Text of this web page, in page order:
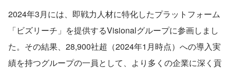
2024年3月には、即戦力人材に特化したプラットフォーム
「ビズリーチ」を提供するVisionalグループに参画しまし
た。その結果、28,900社超（2024年1月時点）への導入実
績を持つグループの一員として、より多くの企業に深く貢